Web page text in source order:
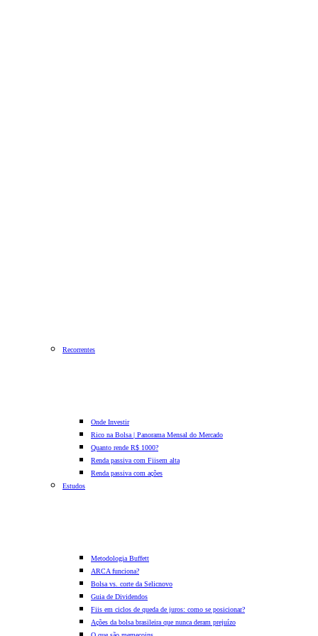
Recorrentes
Onde Investir
Rico na Bolsa | Panorama Mensal do Mercado
Quanto rende R$ 1000?
Renda passiva com Fiisem alta
Renda passiva com ações
Estudos
Metodologia Buffett
ARCA funciona?
Bolsa vs. corte da Selicnovo
Guia de Dividendos
Fiis em ciclos de queda de juros: como se posicionar?
Ações da bolsa brasileira que nunca deram prejuízo